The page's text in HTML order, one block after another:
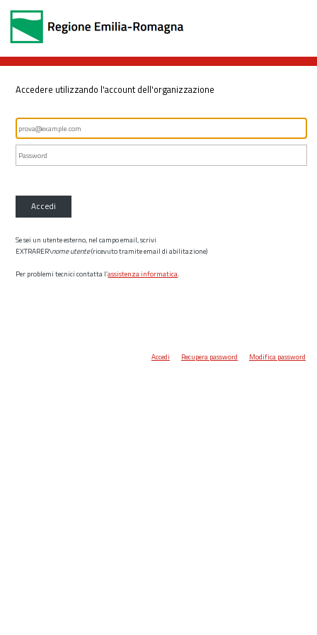
Accedere utilizzando l'account dell'organizzazione
Accedi
Se sei un utente esterno, nel campo email, scrivi
EXTRARER\nome utente(ricevuto tramite email di abilitazione)
Per problemi tecnici contatta l’assistenza informatica.
Accedi Recupera password Modifica password